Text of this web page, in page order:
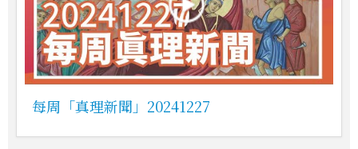
每周「真理新聞」20241227